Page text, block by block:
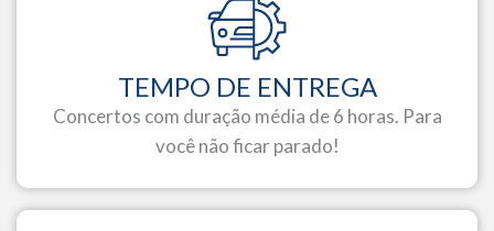
TEMPO DE ENTREGA
Concertos com duração média de 6 horas. Para
você não ficar parado!